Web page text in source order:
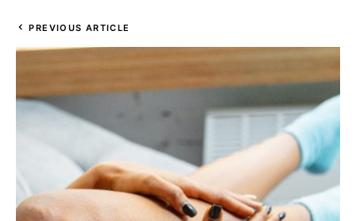
PREVIOUS ARTICLE